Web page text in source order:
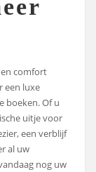
comfort
een luxe
boeken. Of u
uitje voor
een verblijf
al uw
nog uw